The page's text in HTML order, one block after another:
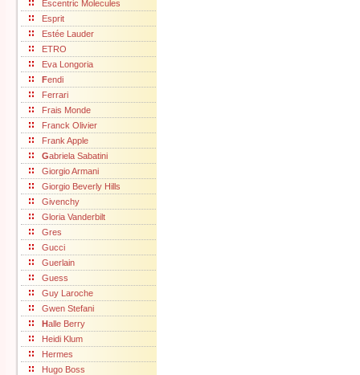
Escentric Molecules
Esprit
Estée Lauder
ETRO
Eva Longoria
Fendi
Ferrari
Frais Monde
Franck Olivier
Frank Apple
Gabriela Sabatini
Giorgio Armani
Giorgio Beverly Hills
Givenchy
Gloria Vanderbilt
Gres
Gucci
Guerlain
Guess
Guy Laroche
Gwen Stefani
Halle Berry
Heidi Klum
Hermes
Hugo Boss